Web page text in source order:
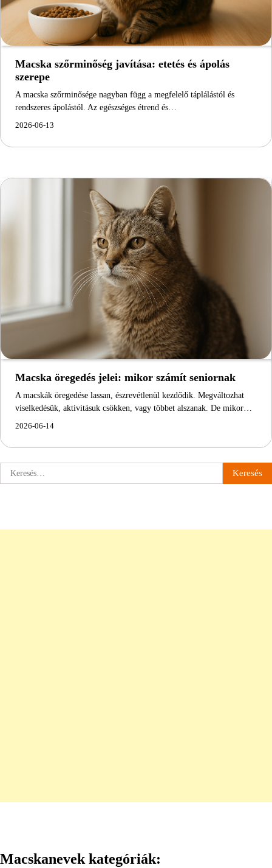
Macska szőrminőség javítása: etetés és ápolás
szerepe
A macska szőrminősége nagyban függ a megfelelő táplálástól és
rendszeres ápolástól. Az egészséges étrend és…
2026-06-13
Macska öregedés jelei: mikor számít seniornak
A macskák öregedése lassan, észrevétlenül kezdődik. Megváltozhat
viselkedésük, aktivitásuk csökken, vagy többet alszanak. De mikor…
2026-06-14
Keresés:
Macskanevek kategóriák: